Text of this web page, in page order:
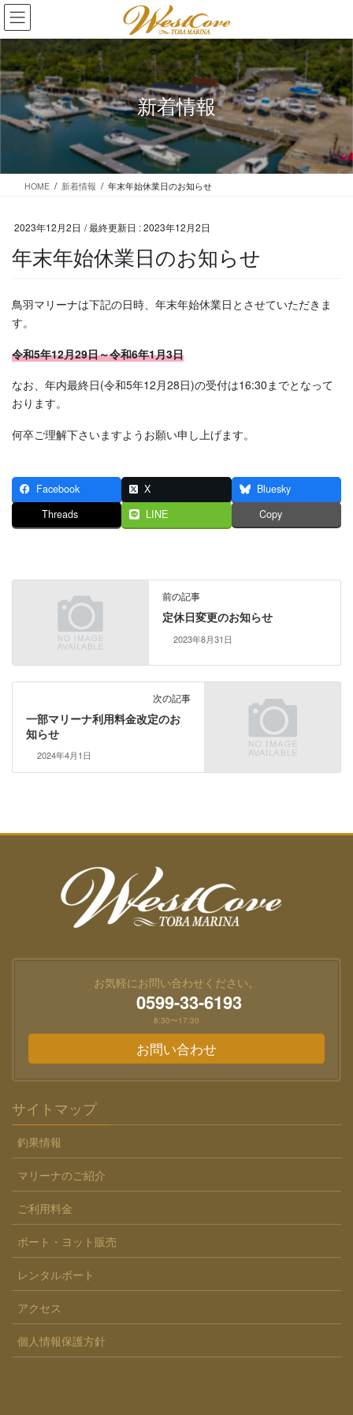
コ
ン
テ
ン
ツ
に
動
ナ
ビ
ゲ
ー
シ
ョ
に
新着情報
HOME 新着情報 年末年始休業日のお知らせ
2023年12月2日 / 最終更新日 :2023年12月2日
年末年始休業日のお知らせ
鳥羽マリーナは下記の日時、年末年始休業日とさせていただきま
す。
令和5年12月29日～令和6年1月3日
なお、年内最終日(令和5年12月28日)の受付は16:30までとなって
おります。
何卒ご理解下さいますようお願い申し上げます。
Facebook X
Bluesky
Threads
LINE Copy
前の記事
定休日変更のお知らせ
2023年8月31日
次の記事
一部マリーナ利用料金改定のお
知らせ
2024年4月1日
お気軽にお問い合わせください。
0599-33-6193
8:30〜17:30
お問い合わせ
サイトマップ
釣果情報
マリーナのご紹介
ご利用料金
ボート・ヨット販売
レンタルボート
アクセス
個人情報保護方針